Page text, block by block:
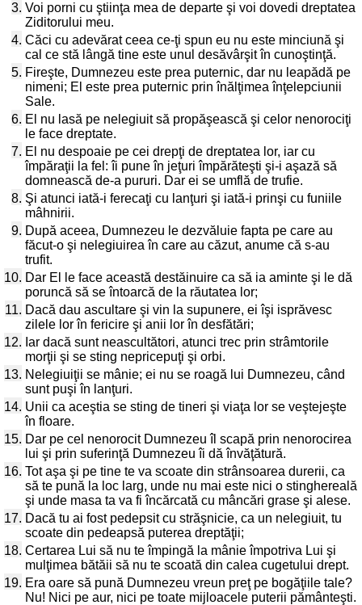
3. Voi porni cu ştiinţa mea de departe şi voi dovedi dreptatea
Ziditorului meu.
4. Căci cu adevărat ceea ce-ţi spun eu nu este minciună şi
cal ce stă lângă tine este unul desăvârşit în cunoştinţă.
5. Fireşte, Dumnezeu este prea puternic, dar nu leapădă pe
nimeni; El este prea puternic prin înălţimea înţelepciunii
Sale.
6. El nu lasă pe nelegiuit să propăşească şi celor nenorociţi
le face dreptate.
7. El nu despoaie pe cei drepţi de dreptatea lor, iar cu
împăraţii la fel: îi pune în jeţuri împărăteşti şi-i aşază să
domnească de-a pururi. Dar ei se umflă de trufie.
8. Şi atunci iată-i ferecaţi cu lanţuri şi iată-i prinşi cu funiile
mâhnirii.
9. După aceea, Dumnezeu le dezvăluie fapta pe care au
făcut-o şi nelegiuirea în care au căzut, anume că s-au
trufit.
10. Dar El le face această destăinuire ca să ia aminte şi le dă
poruncă să se întoarcă de la răutatea lor;
11. Dacă dau ascultare şi vin la supunere, ei îşi isprăvesc
zilele lor în fericire şi anii lor în desfătări;
12. Iar dacă sunt neascultători, atunci trec prin strâmtorile
morţii şi se sting nepricepuţi şi orbi.
13. Nelegiuiţii se mânie; ei nu se roagă lui Dumnezeu, când
sunt puşi în lanţuri.
14. Unii ca aceştia se sting de tineri şi viaţa lor se veştejeşte
în floare.
15. Dar pe cel nenorocit Dumnezeu îl scapă prin nenorocirea
lui şi prin suferinţă Dumnezeu îi dă învăţătură.
16. Tot aşa şi pe tine te va scoate din strânsoarea durerii, ca
să te pună la loc larg, unde nu mai este nici o stinghereală
şi unde masa ta va fi încărcată cu mâncări grase şi alese.
17. Dacă tu ai fost pedepsit cu străşnicie, ca un nelegiuit, tu
scoate din pedeapsă puterea dreptăţii;
18. Certarea Lui să nu te împingă la mânie împotriva Lui şi
mulţimea bătăii să nu te scoată din calea cugetului drept.
19. Era oare să pună Dumnezeu vreun preţ pe bogăţiile tale?
Nu! Nici pe aur, nici pe toate mijloacele puterii pământeşti.